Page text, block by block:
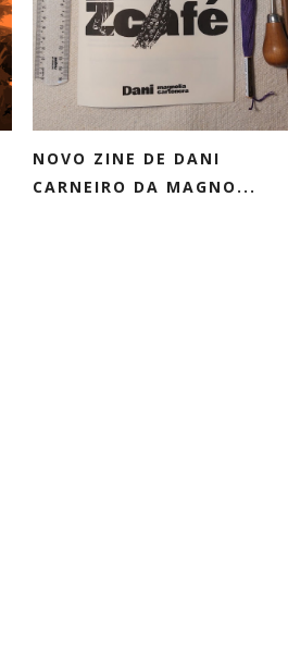
NOVO ZINE DE DANI
CARNEIRO DA MAGNO...